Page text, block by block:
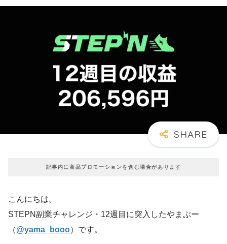
記事内に商品プロモーションを含む場合があります
こんにちは。
STEPN副業チャレンジ・12週目に突入したやまぶー
（@yama_booo）です。